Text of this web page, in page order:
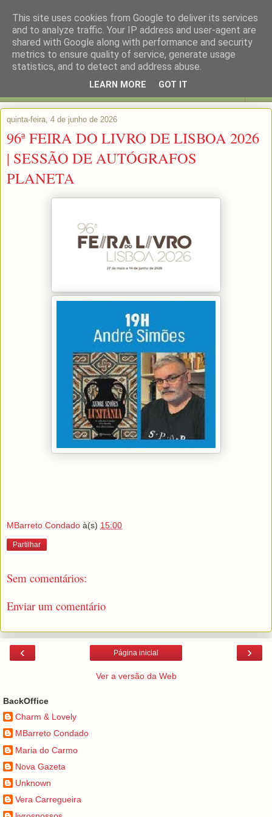
quinta-feira, 4 de junho de 2026
96ª FEIRA DO LIVRO DE LISBOA 2026
| SESSÃO DE AUTÓGRAFOS
PLANETA
MBarreto Condado à(s) 15:00
Partilhar
Sem comentários:
Enviar um comentário
‹ ›
Página inicial
Ver a versão da Web
BackOffice
Charm & Lovely
MBarreto Condado
Maria do Carmo
Nova Gazeta
Unknown
Vera Carregueira
This site uses cookies from Google to deliver its services
and to analyze traffic. Your IP address and user-agent are
shared with Google along with performance and security
metrics to ensure quality of service, generate usage
statistics, and to detect and address abuse.
LEARN MORE GOT IT